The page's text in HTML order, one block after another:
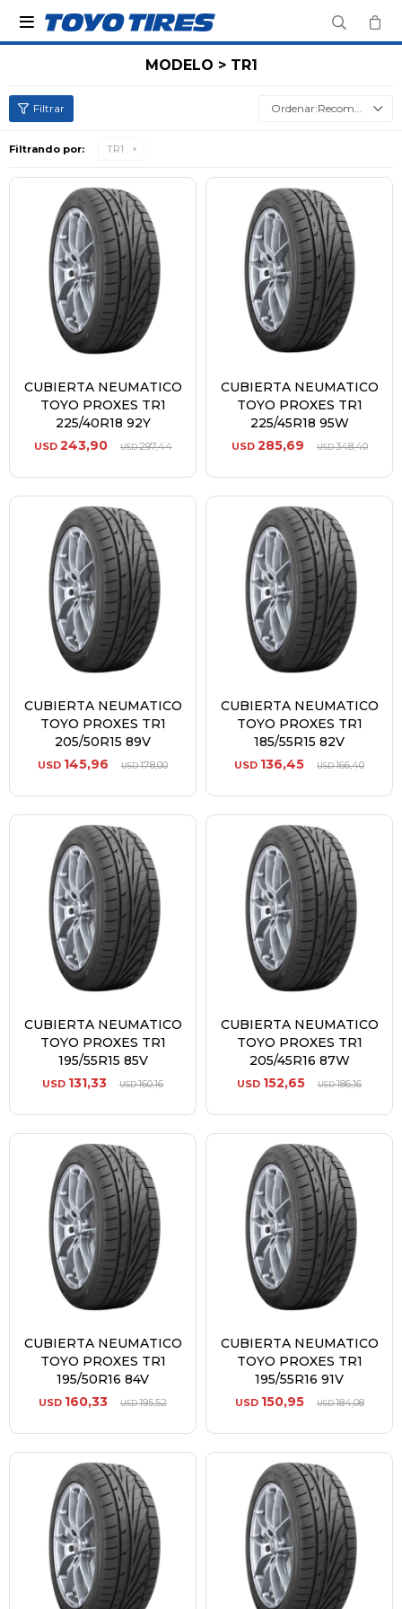

MODELO > TR1
Recomendados
Filtrando por: TR1
CUBIERTA NEUMATICO
TOYO PROXES TR1
225/40R18 92Y
USD 243,90 USD297,44
CUBIERTA NEUMATICO
TOYO PROXES TR1
225/45R18 95W
USD 285,69 USD348,40
CUBIERTA NEUMATICO
TOYO PROXES TR1
205/50R15 89V
USD 145,96 USD178,00
CUBIERTA NEUMATICO
TOYO PROXES TR1
185/55R15 82V
USD 136,45 USD166,40
CUBIERTA NEUMATICO
TOYO PROXES TR1
195/55R15 85V
USD 131,33 USD160,16
CUBIERTA NEUMATICO
TOYO PROXES TR1
205/45R16 87W
USD 152,65 USD186,16
CUBIERTA NEUMATICO
TOYO PROXES TR1
195/50R16 84V
USD 160,33 USD195,52
CUBIERTA NEUMATICO
TOYO PROXES TR1
195/55R16 91V
USD 150,95 USD184,08